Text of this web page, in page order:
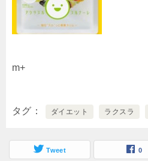
m+
タグ ダイエット ラクスラ
Tweet 0